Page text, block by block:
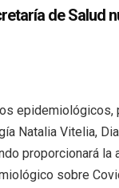
de Salud
epidemiológicos,
Natalia Vitelia,
proporcionará la
sobre